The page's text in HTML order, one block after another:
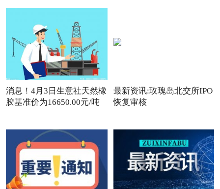
消息！4月3日生意社天然橡
胶基准价为16650.00元/吨
最新资讯:玫瑰岛北交所IPO
恢复审核